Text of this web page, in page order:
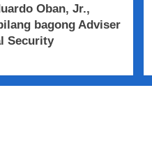
Oban, Jr.,
bagong Adviser
Security